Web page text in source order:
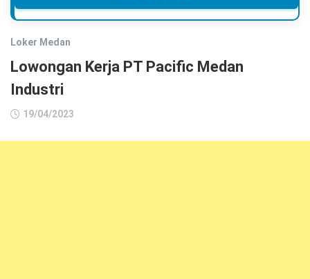
Loker Medan
Lowongan Kerja PT Pacific Medan
Industri
19/04/2023